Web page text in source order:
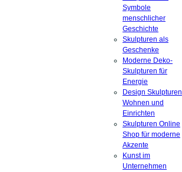
Symbole
menschlicher
Geschichte
Skulpturen als
Geschenke
Moderne Deko-
Skulpturen für
Energie
Design Skulpturen
Wohnen und
Einrichten
Skulpturen Online
Shop für moderne
Akzente
Kunst im
Unternehmen